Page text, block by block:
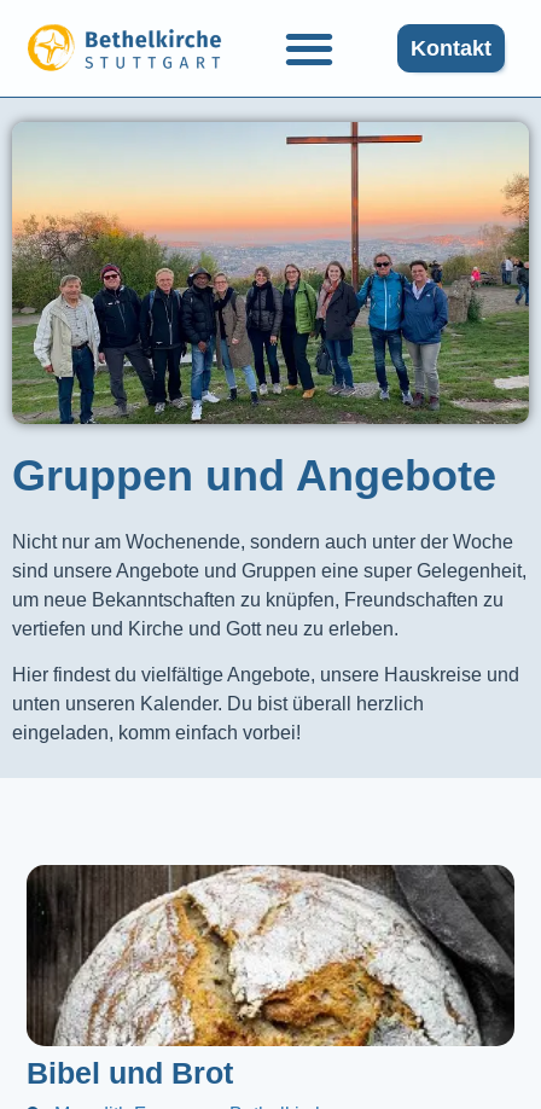
Kontakt
Gruppen und Angebote​
Nicht nur am Wochenende, sondern auch unter der Woche
sind unsere Angebote und Gruppen eine super Gelegenheit,
um neue Bekanntschaften zu knüpfen, Freundschaften zu
vertiefen und Kirche und Gott neu zu erleben.
Hier findest du vielfältige Angebote, unsere Hauskreise und
unten unseren Kalender. Du bist überall herzlich
eingeladen, komm einfach vorbei!
Bibel und Brot